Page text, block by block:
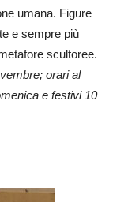
umana. Figure
e sempre più
scultoree.
orari al
e festivi 10